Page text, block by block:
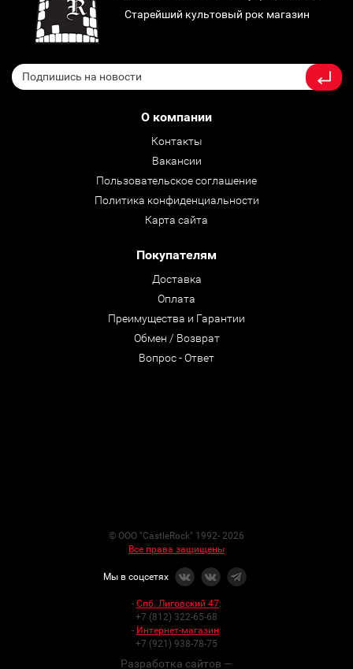
Старейший культовый рок магазин
О компании
Контакты
Вакансии
Пользовательское соглашение
Политика конфиденциальности
Карта сайта
Покупателям
Доставка
Оплата
Преимущества и Гарантии
Обмен / Возврат
Вопрос - Ответ
© ООО "CastleRock" 1992- 2026
Все права защищены
Мы в соцсетях
- Спб. Лиговский 47:
+7 (812) 322-65-68
- Интернет-магазин:
+7 (921) 938-78-75
Разработка сайтов —